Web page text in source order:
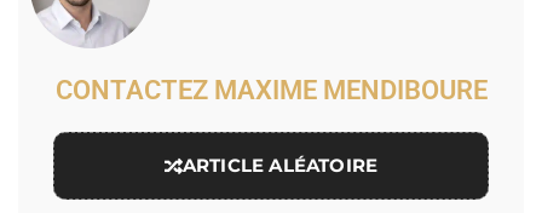
CONTACTEZ MAXIME MENDIBOURE
ARTICLE ALÉATOIRE